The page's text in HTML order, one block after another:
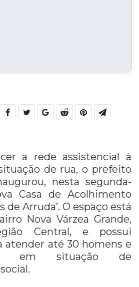
a rede assistencial à
de rua, o prefeito
nesta segunda-
Casa de Acolhimento
de Arruda’. O espaço está
Nova Várzea Grande,
Central, e possui
atender até 30 homens e
em situação de